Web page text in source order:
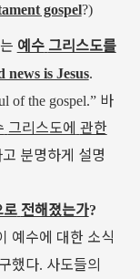
gospel?)
예수 그리스도를
news is Jesus.
of the gospel.” 바
그리스도에 관한
분명하게 설명
전해졌는가?
예수에 대한 소식
했다. 사도들의